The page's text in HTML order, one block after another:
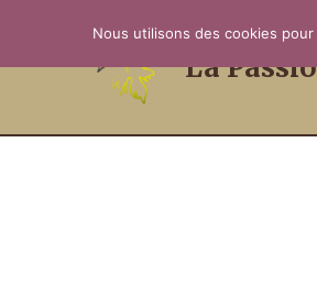
contenu
La
Nous utilisons des cookies